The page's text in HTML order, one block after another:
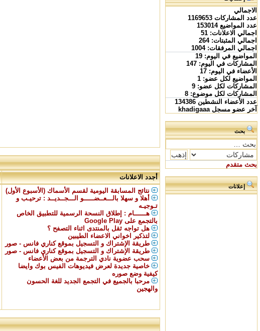
الاجمالي
عدد المشاركات 1169653
عدد المواضيع153014
اجمالي الاعلانات: 51
اجمالي المثبتات:264
اجمالي المرفقات:1004
المواضيع في اليوم: 19
المشاركات في اليوم: 147
الأعضاء في اليوم: 17
المواضيع لكل عضو: 1
المشاركات لكل عضو: 9
المشاركات لكل موضوع: 8
عدد الأعضاء النشطين 134386
آخر عضو مسجلkhadigaaa
بحث
بحث متقدم
إعلانات
أجدد الاعلانات
نتائج المسابقة اليومية لقسم الأسماك (الأسبوع الأول)
أهلا و سهلا بالـــعــضـــــو الـــجــديــد : ترحيـب و
تـوجيـه
هــــــام : إطلاق النسحة الرسمية للتطبيق الخاص
بالتجمع على Google Play
هل تواجه ثقل بالمنتدى اثناء التصفح ؟
لتذكير اخواني الاعضاء الطيبين
طريقة الإشتراك و التسجيل بموقع كناري فانس - صور
طريقة الإشتراك و التسجيل بموقع كناري فانس - صور
سحب عضوية نادي الترجمة من بعض الأعضاء
خاصية جديدة لعرض فيديوهات الفيس بوك وايضا
كيفية وضع صوره
مرحبا بالجميع في التجمع الجديد للغة الحسون
والهجين